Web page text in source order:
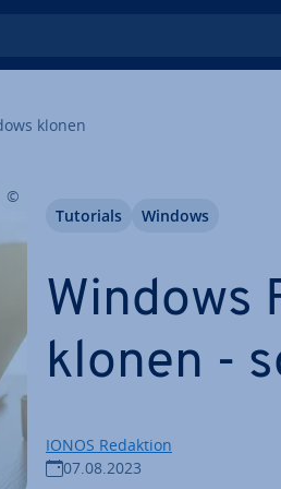
klonen
Windows
klonen -
IONOS Redaktion
07.08.2023
Tutorials Windows